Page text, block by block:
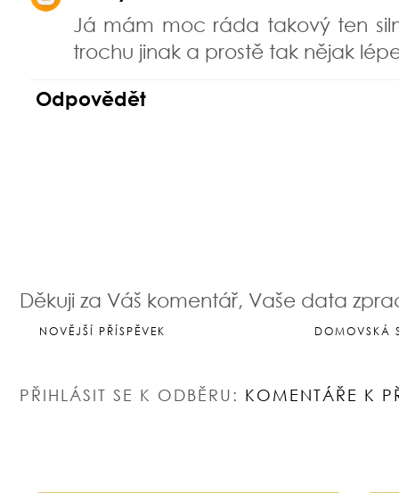
Já mám moc ráda takový ten
trochu jinak a prostě tak nějak
Odpovědět
Děkuji za Váš komentář, Vaše data
NOVĚJŠÍ PŘÍSPĚVEK DOMOVSKÁ
PŘIHLÁSIT SE K ODBĚRU: KOMENTÁŘE K